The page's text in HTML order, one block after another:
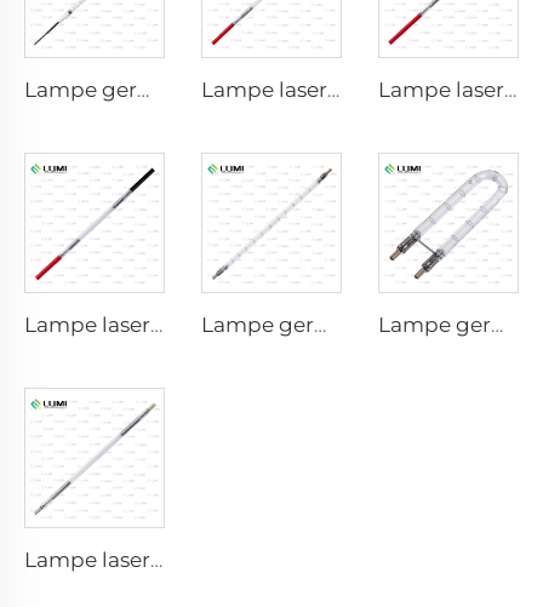
Lampe germicide à impulsion forte L3031 – 8×130×165 mm (fil) Lampe laser au xénon L2051 – 5×70×130 mm Lampe laser au xénon L1721 – 7×50×115 mm
Lampe laser au xénon L1921 - 7×60×125 mm Lampe germicide à impulsion forte L5590 – 9×250×300 mm Lampe germicide à impulsion forte L1890U – 9×40×140U mm
Lampe laser au xénon L3180-8×100×210 mm